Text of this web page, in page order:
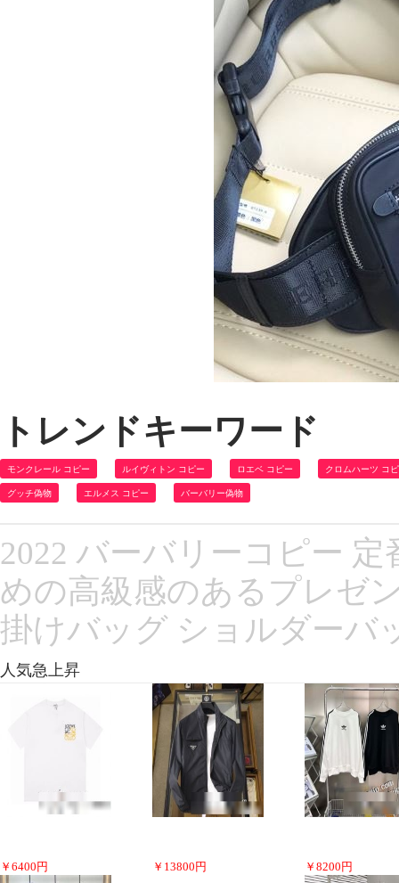
トレンドキーワード
モンクレール コピー ルイヴィトン コピー ロエベ コピー クロムハーツ コ
グッチ偽物 エルメス コピー バーバリー偽物
2022 バーバリーコピー
めの高級感のあるプレゼ
掛けバッグ ショルダーバ
人気急上昇
￥ 6400 円 ￥ 13800 円 ￥ 8200 円